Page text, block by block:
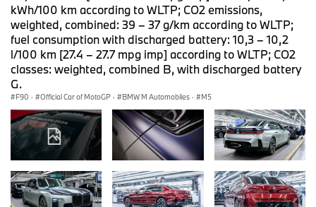
kWh/100 km according to WLTP; CO2 emissions,
weighted, combined: 39 – 37 g/km according to WLTP;
fuel consumption with discharged battery: 10,3 – 10,2
l/100 km [27.4 – 27.7 mpg imp] according to WLTP; CO2
classes: weighted, combined B, with discharged battery
G.
F90 · Official Car of MotoGP · BMW M Automobiles · M5